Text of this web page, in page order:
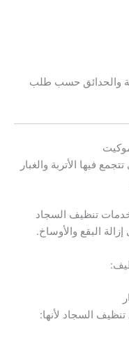
والحدائق حسب طلب
فيها الأتربة والغبار
تنظيف السجاد
البقع والأوساخ.
السجاد لأنها: